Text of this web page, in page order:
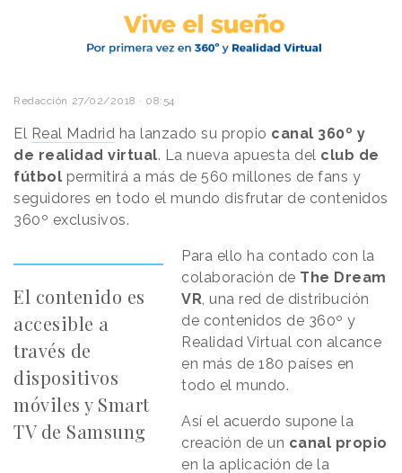
Redacción 27/02/2018 · 08:54
El Real Madrid ha lanzado su propio canal 360º y
de realidad virtual. La nueva apuesta del club de
fútbol permitirá a más de 560 millones de fans y
seguidores en todo el mundo disfrutar de contenidos
360º exclusivos.
El contenido es
accesible a
través de
dispositivos
móviles y Smart
TV de Samsung
Para ello ha contado con la
colaboración de The Dream
VR, una red de distribución
de contenidos de 360º y
Realidad Virtual con alcance
en más de 180 países en
todo el mundo.
Así el acuerdo supone la
creación de un canal propio
en la aplicación de la